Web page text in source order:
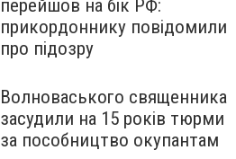
перейшов на бік РФ:
прикордоннику повідомили
про підозру
Волноваського священника
засудили на 15 років тюрми
за пособництво окупантам